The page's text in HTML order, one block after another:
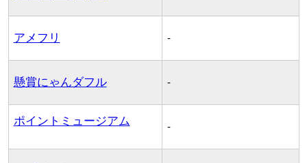
アメフリ -
懸賞にゃんダフル -
ポイントミュージアム -